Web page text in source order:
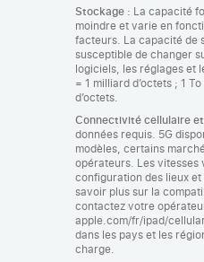
Stockage : La capacité
moindre et varie en
facteurs. La capacité de
susceptible de changer
logiciels, les réglages et
= 1 milliard d’octets ; 1
d’octets.
Connectivité cellulaire
données requis. 5G
modèles, certains
opérateurs. Les vitesses
configuration des lieux et
savoir plus sur la
contactez votre
apple.com/fr/ipad/
dans les pays et les
charge.